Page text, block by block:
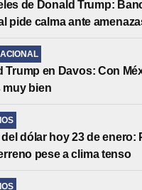
de Donald Trump:
pide calma ante
Trump en Davos: Con
muy bien
del dólar hoy 23 de enero:
pese a clima tenso